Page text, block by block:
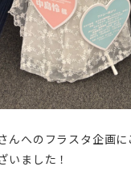
んへのフラスタ企画
いました！